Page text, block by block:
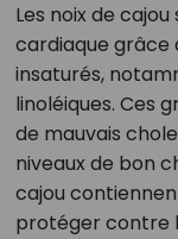
Les noix de
cardiaque grâce
insaturés,
linoléiques. Ces
de mauvais
niveaux de bon
cajou
protéger contre